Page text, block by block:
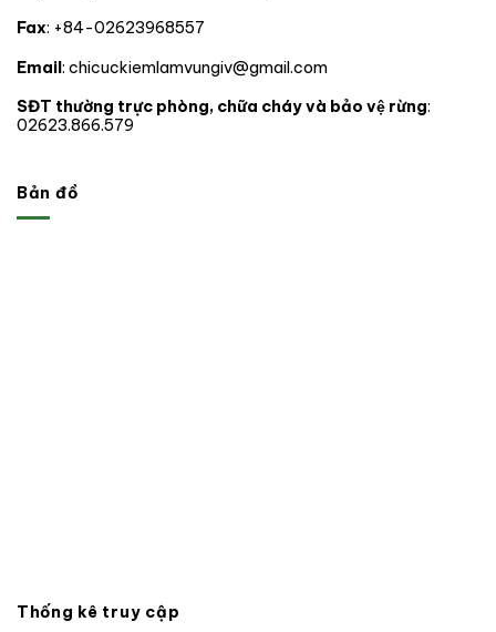
Fax: +84-02623968557
Email: chicuckiemlamvungiv@gmail.com
SĐT thường trực phòng, chữa cháy và bảo vệ rừng:
02623.866.579
Bản đồ
Thống kê truy cập